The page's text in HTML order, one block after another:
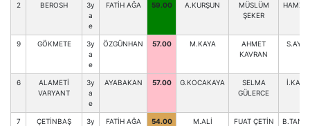
2 BEROSH
3y
a
e
FATİH AĞA 59.00 A.KURŞUN
MÜSLÜM
ŞEKER
HAMZA
9 GÖKMETE
3y
a
e
ÖZGÜNHAN 57.00 M.KAYA
AHMET
KAVRAN
6
ALAMETİ
VARYANT
3y
a
e
AYABAKAN 57.00 G.KOCAKAYA
SELMA
GÜLERCE
7 ÇETİNBAŞ
3y
FATİH AĞA 54.00
M.ALİ
FUAT ÇETİN